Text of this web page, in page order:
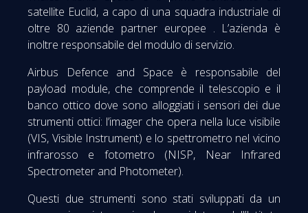
satellite Euclid, a capo di una squadra industriale di
oltre 80 aziende partner europee . L’azienda è
inoltre responsabile del modulo di servizio.
Airbus Defence and Space è responsabile del
payload module, che comprende il telescopio e il
banco ottico dove sono alloggiati i sensori dei due
strumenti ottici: l’imager che opera nella luce visibile
(VIS, Visible Instrument) e lo spettrometro nel vicino
infrarosso e fotometro (NISP, Near Infrared
Spectrometer and Photometer).
Questi due strumenti sono stati sviluppati da un